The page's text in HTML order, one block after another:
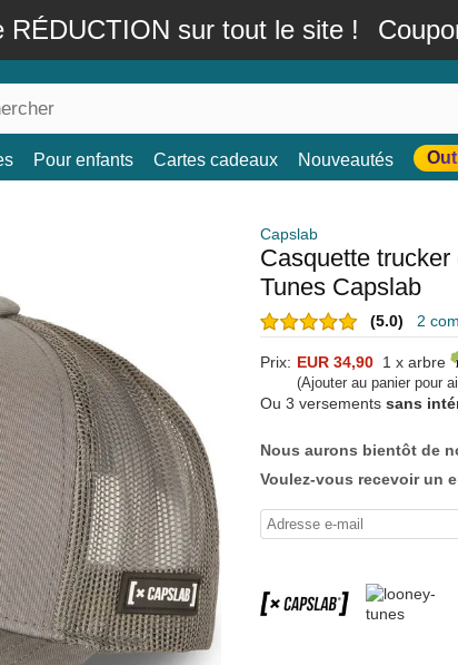
RÉDUCTION sur tout le site !
Pour enfants Cartes cadeaux Nouveautés
Capslab
Casquette
Tunes Capslab
(5.0) 2
Prix: EUR 34,90 1 x arbre
(Ajouter au panier pour
Ou 3 versements sans
Nous aurons bientôt de
Voulez-vous recevoir un